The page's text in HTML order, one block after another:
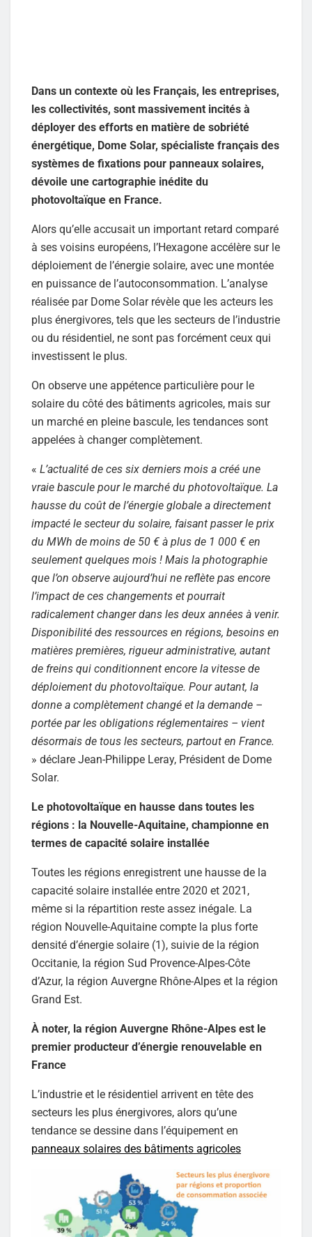
Dans un contexte où les Français, les entreprises,
les collectivités, sont massivement incités à
déployer des efforts en matière de sobriété
énergétique, Dome Solar, spécialiste français des
systèmes de fixations pour panneaux solaires,
dévoile une cartographie inédite du
photovoltaïque en France.
Alors qu’elle accusait un important retard comparé
à ses voisins européens, l’Hexagone accélère sur le
déploiement de l’énergie solaire, avec une montée
en puissance de l’autoconsommation. L’analyse
réalisée par Dome Solar révèle que les acteurs les
plus énergivores, tels que les secteurs de l’industrie
ou du résidentiel, ne sont pas forcément ceux qui
investissent le plus.
On observe une appétence particulière pour le
solaire du côté des bâtiments agricoles, mais sur
un marché en pleine bascule, les tendances sont
appelées à changer complètement.
« L’actualité de ces six derniers mois a créé une
vraie bascule pour le marché du photovoltaïque. La
hausse du coût de l’énergie globale a directement
impacté le secteur du solaire, faisant passer le prix
du MWh de moins de 50 € à plus de 1 000 € en
seulement quelques mois ! Mais la photographie
que l’on observe aujourd’hui ne reflète pas encore
l’impact de ces changements et pourrait
radicalement changer dans les deux années à venir.
Disponibilité des ressources en régions, besoins en
matières premières, rigueur administrative, autant
de freins qui conditionnent encore la vitesse de
déploiement du photovoltaïque. Pour autant, la
donne a complètement changé et la demande –
portée par les obligations réglementaires – vient
désormais de tous les secteurs, partout en France.
» déclare Jean-Philippe Leray, Président de Dome
Solar.
Le photovoltaïque en hausse dans toutes les
régions : la Nouvelle-Aquitaine, championne en
termes de capacité solaire installée
Toutes les régions enregistrent une hausse de la
capacité solaire installée entre 2020 et 2021,
même si la répartition reste assez inégale. La
région Nouvelle-Aquitaine compte la plus forte
densité d’énergie solaire (1), suivie de la région
Occitanie, la région Sud Provence-Alpes-Côte
d’Azur, la région Auvergne Rhône-Alpes et la région
Grand Est.
À noter, la région Auvergne Rhône-Alpes est le
premier producteur d’énergie renouvelable en
France
L’industrie et le résidentiel arrivent en tête des
secteurs les plus énergivores, alors qu’une
tendance se dessine dans l’équipement en
panneaux solaires des bâtiments agricoles